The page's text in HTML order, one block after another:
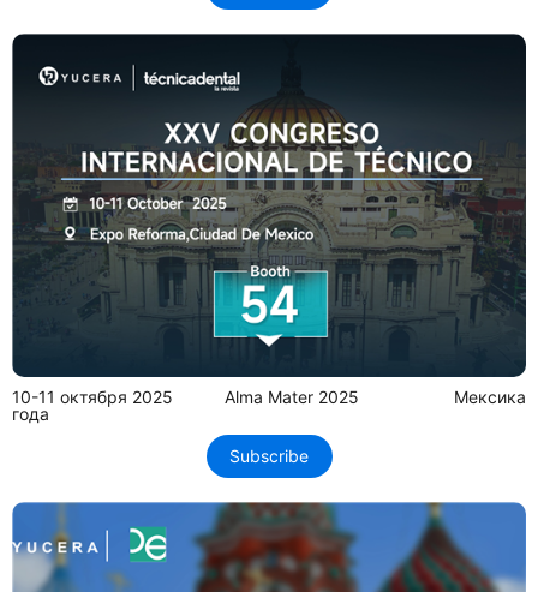
10-11 октября 2025
года
Alma Mater 2025 Мексика
Subscribe